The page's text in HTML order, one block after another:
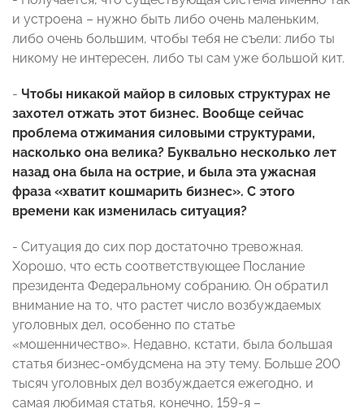
и устроена – нужно быть либо очень маленьким,
либо очень большим, чтобы тебя не съели: либо ты
никому не интересен, либо ты сам уже большой кит.
- Чтобы никакой майор в силовых структурах не
захотел отжать этот бизнес. Вообще сейчас
проблема отжимания силовыми структурами,
насколько она велика? Буквально несколько лет
назад она была на острие, и была эта ужасная
фраза «хватит кошмарить бизнес». С этого
времени как изменилась ситуация?
- Ситуация до сих пор достаточно тревожная.
Хорошо, что есть соответствующее Послание
президента Федеральному собранию. Он обратил
внимание на то, что растет число возбуждаемых
уголовных дел, особенно по статье
«мошенничество». Недавно, кстати, была большая
статья бизнес-омбудсмена на эту тему. Больше 200
тысяч уголовных дел возбуждается ежегодно, и
самая любимая статья, конечно, 159-я –